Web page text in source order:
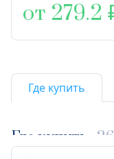
от 279.2
Где купить
Где купить 26